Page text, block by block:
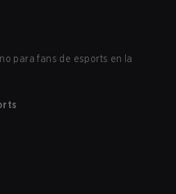
para fans de esports en la